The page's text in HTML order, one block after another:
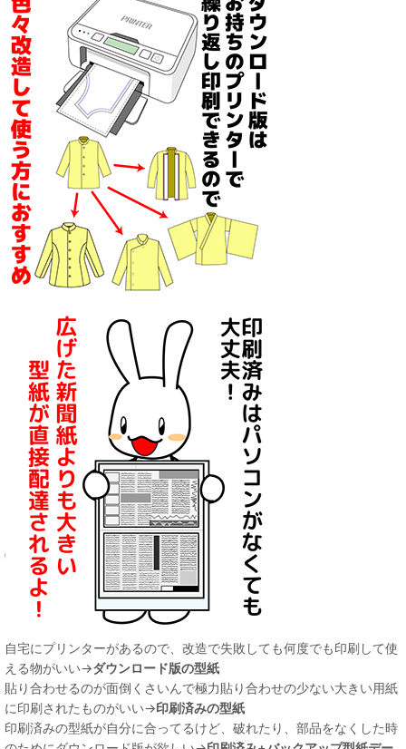
自宅にプリンターがあるので、改造で失敗しても何度でも印刷して使
える物がいい→ダウンロード版の型紙
貼り合わせるのが面倒くさいんで極力貼り合わせの少ない大きい用紙
に印刷されたものがいい→印刷済みの型紙
印刷済みの型紙が自分に合ってるけど、破れたり、部品をなくした時